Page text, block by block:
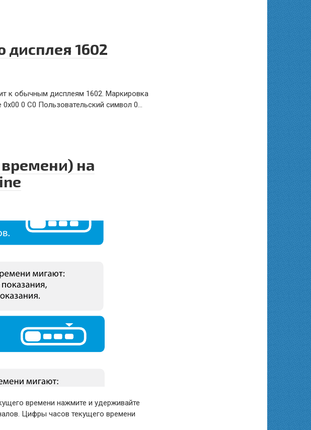
1602
к обычным дисплеям 1602. Маркировка
0 C0 Пользовательский символ 0…
времени) на
времени нажмите и удерживайте
Цифры часов текущего времени